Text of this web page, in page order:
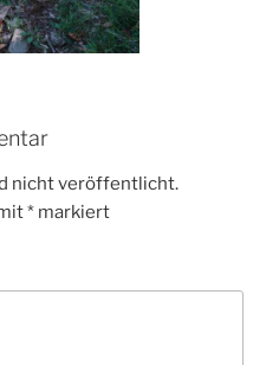
nicht veröffentlicht.
* markiert